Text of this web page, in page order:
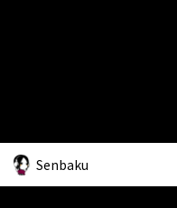
Senbaku